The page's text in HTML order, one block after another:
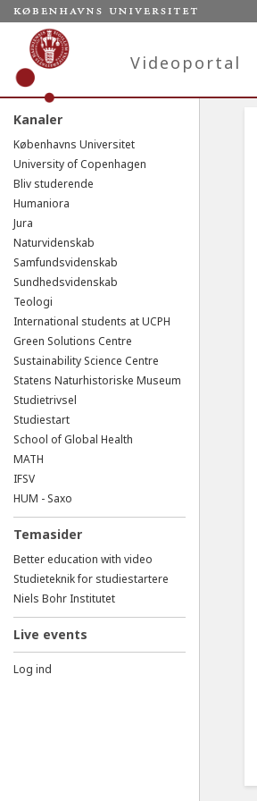
Videoportal
Kanaler
Københavns Universitet
University of Copenhagen
Bliv studerende
Humaniora
Jura
Naturvidenskab
Samfundsvidenskab
Sundhedsvidenskab
Teologi
International students at UCPH
Green Solutions Centre
Sustainability Science Centre
Statens Naturhistoriske Museum
Studietrivsel
Studiestart
School of Global Health
MATH
IFSV
HUM - Saxo
Temasider
Better education with video
Studieteknik for studiestartere
Niels Bohr Institutet
Live events
Log ind